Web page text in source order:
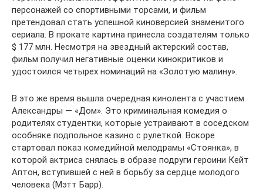
персонажей со спортивными торсами, и фильм
претендовал стать успешной киноверсией знаменитого
сериала. В прокате картина принесла создателям только
$ 177 млн. Несмотря на звездный актерский состав,
фильм получил негативные оценки кинокритиков и
удостоился четырех номинаций на «Золотую малину».
В это же время вышла очередная кинолента с участием
Александры — «Дом». Это криминальная комедия о
родителях студентки, которые устраивают в соседском
особняке подпольное казино с рулеткой. Вскоре
стартовал показ комедийной мелодрамы «Стоянка», в
которой актриса снялась в образе подруги героини Кейт
Аптон, вступившей с ней в борьбу за сердце молодого
человека (Мэтт Барр).